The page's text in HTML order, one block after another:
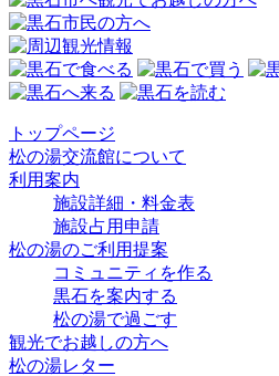
ー
シ
ョ
ン
トップページ
松の湯交流館について
利用案内
施設詳細・料金表
施設占用申請
松の湯のご利用提案
コミュニティを作る
黒石を案内する
松の湯で過ごす
観光でお越しの方へ
松の湯レター